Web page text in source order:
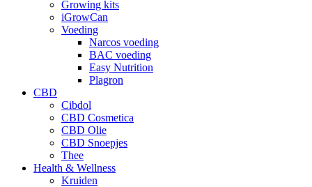
Growing kits
iGrowCan
Voeding
Narcos voeding
BAC voeding
Easy Nutrition
Plagron
CBD
Cibdol
CBD Cosmetica
CBD Olie
CBD Snoepjes
Thee
Health & Wellness
Kruiden